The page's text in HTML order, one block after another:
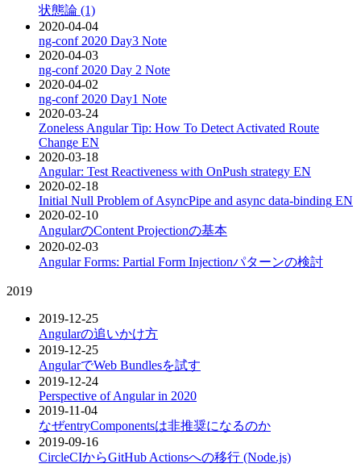
状態論 (1)
2020-04-04
ng-conf 2020 Day3 Note
2020-04-03
ng-conf 2020 Day 2 Note
2020-04-02
ng-conf 2020 Day1 Note
2020-03-24
Zoneless Angular Tip: How To Detect Activated Route
Change EN
2020-03-18
Angular: Test Reactiveness with OnPush strategy EN
2020-02-18
Initial Null Problem of AsyncPipe and async data-binding EN
2020-02-10
AngularのContent Projectionの基本
2020-02-03
Angular Forms: Partial Form Injectionパターンの検討
2019
2019-12-25
Angularの追いかけ方
2019-12-25
AngularでWeb Bundlesを試す
2019-12-24
Perspective of Angular in 2020
2019-11-04
なぜentryComponentsは非推奨になるのか
2019-09-16
CircleCIからGitHub Actionsへの移行 (Node.js)